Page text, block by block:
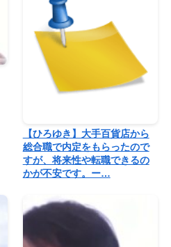
【ひろゆき】大手百貨店から
総合職で内定をもらったので
すが、将来性や転職できるの
かが不安です。ー…